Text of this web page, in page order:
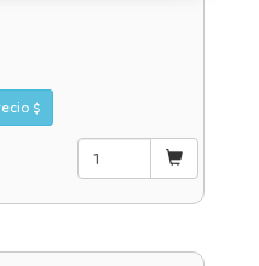
Precio $